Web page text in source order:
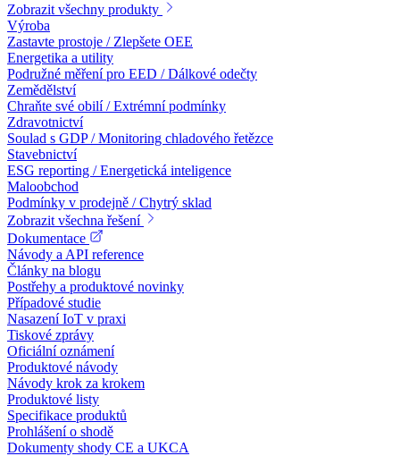
Zobrazit všechny produkty
Výroba
Zastavte prostoje / Zlepšete OEE
Energetika a utility
Podružné měření pro EED / Dálkové odečty
Zemědělství
Chraňte své obilí / Extrémní podmínky
Zdravotnictví
Soulad s GDP / Monitoring chladového řetězce
Stavebnictví
ESG reporting / Energetická inteligence
Maloobchod
Podmínky v prodejně / Chytrý sklad
Zobrazit všechna řešení
Dokumentace
Návody a API reference
Články na blogu
Postřehy a produktové novinky
Případové studie
Nasazení IoT v praxi
Tiskové zprávy
Oficiální oznámení
Produktové návody
Návody krok za krokem
Produktové listy
Specifikace produktů
Prohlášení o shodě
Dokumenty shody CE a UKCA